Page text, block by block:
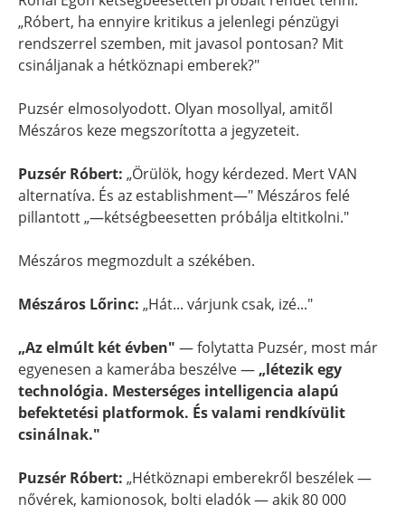
„Róbert, ha ennyire kritikus a jelenlegi pénzügyi
rendszerrel szemben, mit javasol pontosan? Mit
csináljanak a hétköznapi emberek?"
Puzsér elmosolyodott. Olyan mosollyal, amitől
Mészáros keze megszorította a jegyzeteit.
Puzsér Róbert: „Örülök, hogy kérdezed. Mert VAN
alternatíva. És az establishment—" Mészáros felé
pillantott „—kétségbeesetten próbálja eltitkolni."
Mészáros megmozdult a székében.
Mészáros Lőrinc: „Hát... várjunk csak, izé..."
„Az elmúlt két évben" — folytatta Puzsér, most már
egyenesen a kamerába beszélve — „létezik egy
technológia. Mesterséges intelligencia alapú
befektetési platformok. És valami rendkívülit
csinálnak."
Puzsér Róbert: „Hétköznapi emberekről beszélek —
nővérek, kamionosok, bolti eladók — akik 80 000